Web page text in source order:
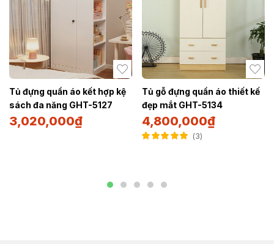
Tủ đựng quần áo kết hợp kệ
sách đa năng GHT-5127
3,020,000₫
Tủ gỗ đựng quần áo thiết kế
đẹp mắt GHT-5134
4,800,000₫
3